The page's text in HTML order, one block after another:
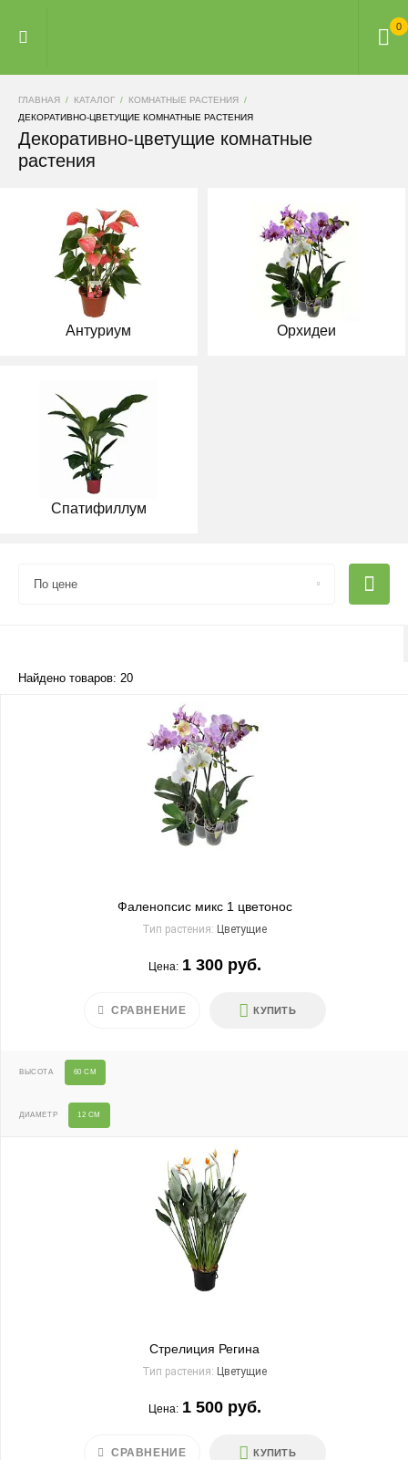
0
ГЛАВНАЯ КАТАЛОГ
КОМНАТНЫЕ РАСТЕНИЯ
ДЕКОРАТИВНО-ЦВЕТУЩИЕ КОМНАТНЫЕ РАСТЕНИЯ
Декоративно-цветущие комнатные
растения
Антуриум Орхидеи
Спатифиллум
По цене
Найдено товаров: 20
Фаленопсис микс 1 цветонос
Тип растения: Цветущие
Цена: 1 300 руб.
КУПИТЬ
СРАВНЕНИЕ
ВЫСОТА 60 СМ
ДИАМЕТР 12 СМ
Стрелиция Регина
Тип растения: Цветущие
Цена: 1 500 руб.
КУПИТЬ
СРАВНЕНИЕ